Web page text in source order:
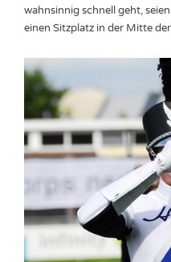
wahnsinnig schnell geht,
einen Sitzplatz in der Mitte